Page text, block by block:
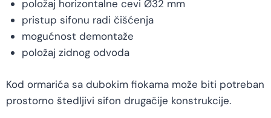
položaj horizontalne cevi Ø32 mm
pristup sifonu radi čišćenja
mogućnost demontaže
položaj zidnog odvoda
Kod ormarića sa dubokim fiokama može biti potreban
prostorno štedljivi sifon drugačije konstrukcije.